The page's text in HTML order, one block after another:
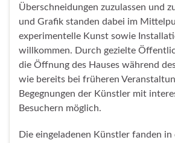
Überschneidungen zuzulassen und
und Grafik standen dabei im
experimentelle Kunst sowie
willkommen. Durch gezielte
die Öffnung des Hauses während
wie bereits bei früheren
Begegnungen der Künstler mit
Besuchern möglich.
Die eingeladenen Künstler fanden in